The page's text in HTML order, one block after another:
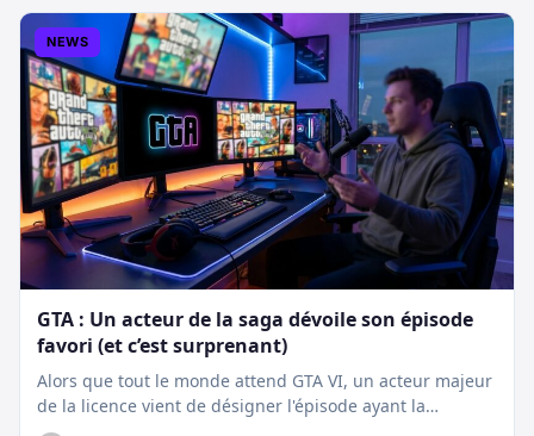
NEWS
GTA : Un acteur de la saga dévoile son épisode
favori (et c’est surprenant)
Alors que tout le monde attend GTA VI, un acteur majeur
de la licence vient de désigner l'épisode ayant la…